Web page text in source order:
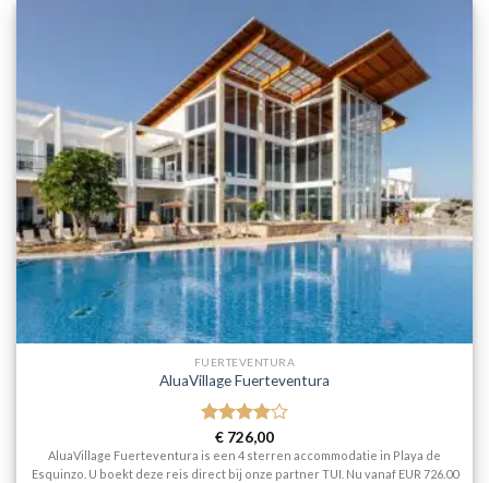
FUERTEVENTURA
AluaVillage Fuerteventura
Gewaardeerd
4uit 5
€ 726,00
AluaVillage Fuerteventura is een 4 sterren accommodatie in Playa de
Esquinzo. U boekt deze reis direct bij onze partner TUI. Nu vanaf EUR 726.00